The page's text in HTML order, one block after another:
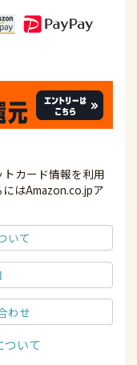
カード情報を利用
はAmazon.co.jpア
いて
わせ
ついて